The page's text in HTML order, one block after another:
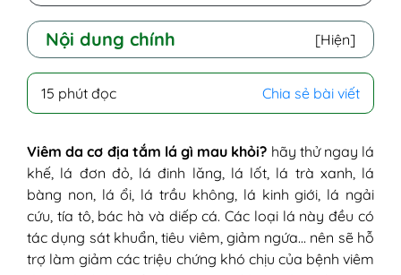
Nội dung chính [Hiện]
cơ địa không?
2. Nhược điểm
II - Bị viêm da cơ địa tắm lá gì mau khỏi?
1. Lá khế
2. Lá đơn đỏ
3. Lá đinh lăng
4. Lá lốt
15 phút đọc Chia sẻ bài viết
Viêm da cơ địa tắm lá gì mau khỏi? hãy thử ngay lá
khế, lá đơn đỏ, lá đinh lăng, lá lốt, lá trà xanh, lá
bàng non, lá ổi, lá trầu không, lá kinh giới, lá ngải
cứu, tía tô, bác hà và diếp cá. Các loại lá này đều có
tác dụng sát khuẩn, tiêu viêm, giảm ngứa… nên sẽ hỗ
trợ làm giảm các triệu chứng khó chịu của bệnh viêm